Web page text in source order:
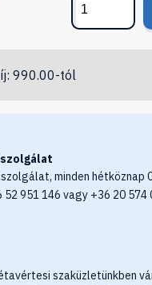
990.00-tól
minden hétköznap
951 146 vagy +36 20 574
szaküzletünkben